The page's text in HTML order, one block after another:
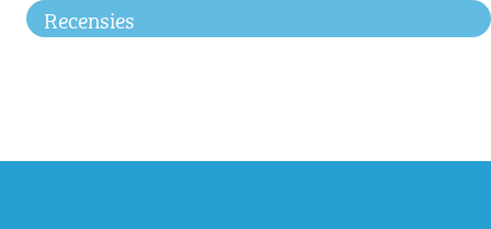
Recensies